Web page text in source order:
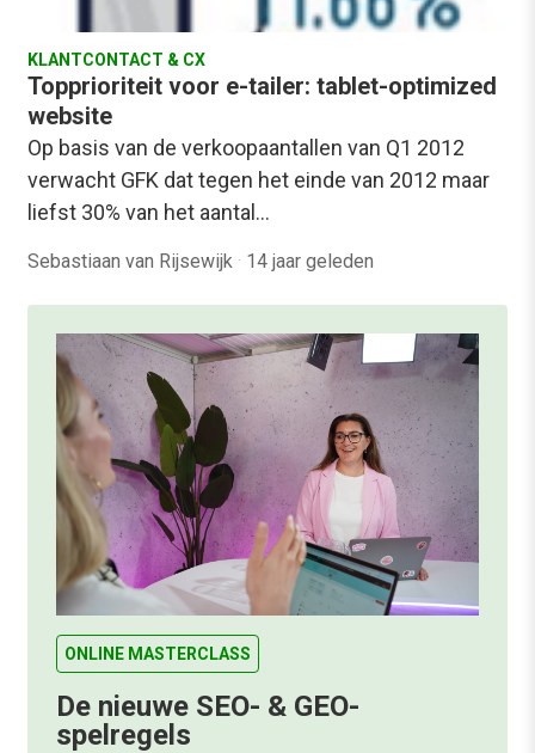
KLANTCONTACT & CX
Topprioriteit voor e-tailer: tablet-optimized
website
Op basis van de verkoopaantallen van Q1 2012
verwacht GFK dat tegen het einde van 2012 maar
liefst 30% van het aantal…
Sebastiaan van Rijsewijk · 14 jaar geleden
ONLINE MASTERCLASS
De nieuwe SEO- & GEO-
spelregels